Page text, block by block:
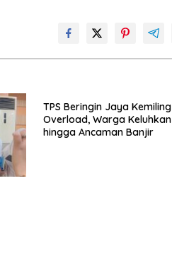
TPS Beringin Jaya Kemiling
Overload, Warga
hingga Ancaman Banjir